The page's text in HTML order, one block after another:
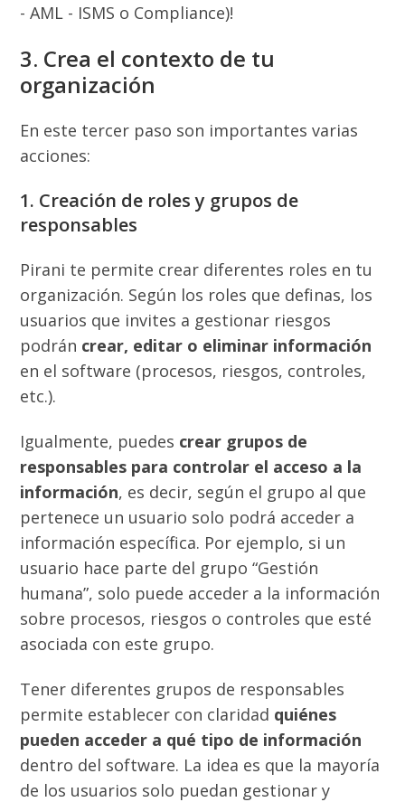
- AML - ISMS o Compliance)!
3. Crea el contexto de tu
organización
En este tercer paso son importantes varias
acciones:
1. Creación de roles y grupos de
responsables
Pirani te permite crear diferentes roles en tu
organización. Según los roles que definas, los
usuarios que invites a gestionar riesgos
podrán crear, editar o eliminar información
en el software (procesos, riesgos, controles,
etc.).
Igualmente, puedes crear grupos de
responsables para controlar el acceso a la
información, es decir, según el grupo al que
pertenece un usuario solo podrá acceder a
información específica. Por ejemplo, si un
usuario hace parte del grupo “Gestión
humana”, solo puede acceder a la información
sobre procesos, riesgos o controles que esté
asociada con este grupo.
Tener diferentes grupos de responsables
permite establecer con claridad quiénes
pueden acceder a qué tipo de información
dentro del software. La idea es que la mayoría
de los usuarios solo puedan gestionar y